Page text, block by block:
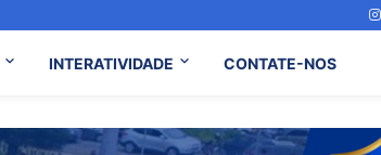
INTERATIVIDADE CONTATE-NOS